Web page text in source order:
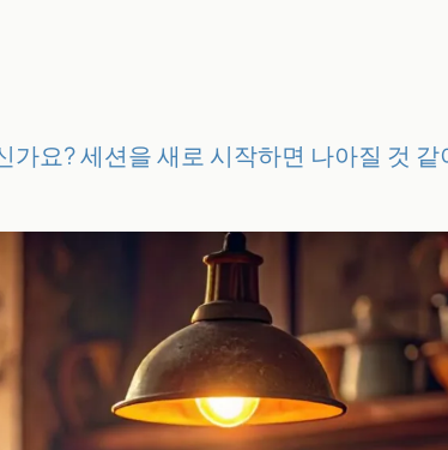
요? 세션을 새로 시작하면 나아질 것